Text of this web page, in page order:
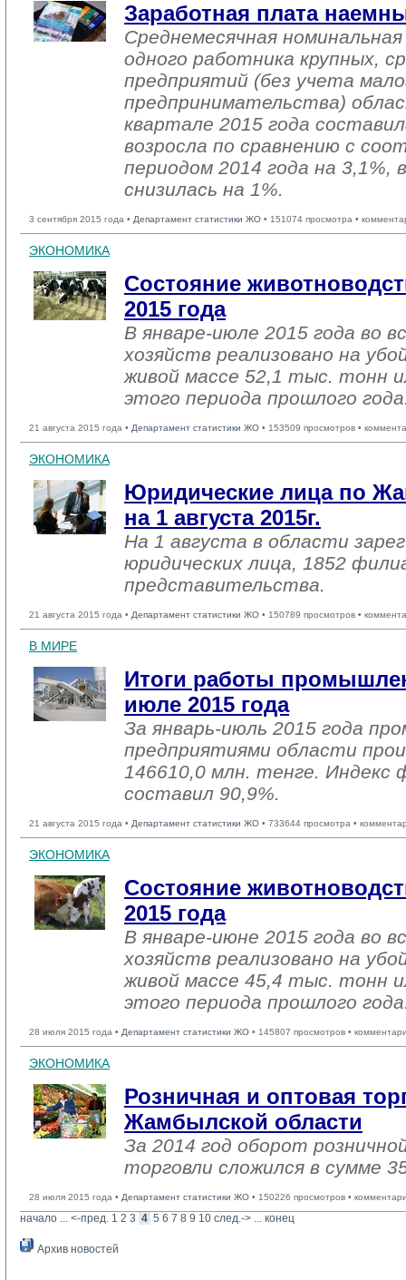
Заработная плата
Среднемесячная
одного работника крупных,
предприятий (без учета
предпринимательства)
квартале 2015 года
возросла по сравнению с
периодом 2014 года на 3,1%,
снизилась на 1%.
3 сентября 2015 года • Департамент статистики ЖО • 151074 просмотра •
ЭКОНОМИКА
Состояние
2015 года
В январе-июле 2015 года во
хозяйств реализовано на
живой массе 52,1 тыс. тонн
этого периода прошлого
21 августа 2015 года • Департамент статистики ЖО • 153509 просмотров •
ЭКОНОМИКА
Юридические лица по
на 1 августа 2015г.
На 1 августа в области
юридических лица, 1852
представительства.
21 августа 2015 года • Департамент статистики ЖО • 150789 просмотров •
В МИРЕ
Итоги работы
июле 2015 года
За январь-июль 2015 года
предприятиями области
146610,0 млн. тенге. Индекс
составил 90,9%.
21 августа 2015 года • Департамент статистики ЖО • 733644 просмотра •
ЭКОНОМИКА
Состояние
2015 года
В январе-июне 2015 года во
хозяйств реализовано на
живой массе 45,4 тыс. тонн
этого периода прошлого
28 июля 2015 года • Департамент статистики ЖО • 145807 просмотров •
ЭКОНОМИКА
Розничная и оптовая
Жамбылской области
За 2014 год оборот
торговли сложился в сумме
28 июля 2015 года • Департамент статистики ЖО • 150226 просмотров •
начало ... <-пред. 1 2 3 4 5 6 7 8 9 10 след.-> ... конец
Архив новостей